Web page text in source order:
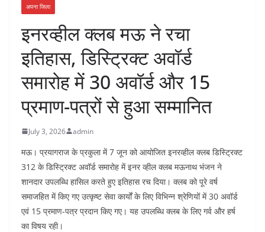
अपना जिला
इनरव्हील क्लब मऊ ने रचा
इतिहास, डिस्ट्रिक्ट अवॉर्ड
समारोह में 30 अवॉर्ड और 15
प्रमाण-पत्रों से हुआ सम्मानित
July 3, 2026 admin
मऊ। प्रयागराज के प्रकुला में 7 जून को आयोजित इनरव्हील क्लब डिस्ट्रिक्ट
312 के डिस्ट्रिक्ट अवॉर्ड समारोह में इनर व्हील क्लब मऊनाथ भंजन ने
शानदार उपलब्धि हासिल करते हुए इतिहास रच दिया। क्लब को पूरे वर्ष
समाजहित में किए गए उत्कृष्ट सेवा कार्यों के लिए विभिन्न श्रेणियों में 30 अवॉर्ड
एवं 15 प्रमाण-पत्र प्रदान किए गए। यह उपलब्धि क्लब के लिए गर्व और हर्ष
का विषय रही।